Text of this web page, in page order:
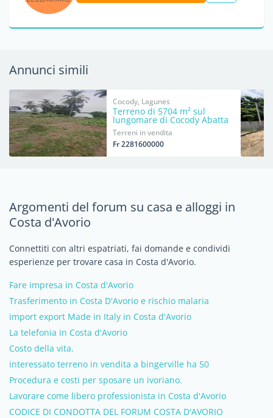
Annunci simili
Cocody, Lagunes
Terreno di 5704 m² sul
lungomare di Cocody Abatta
Terreni in vendita
Fr 2281600000
Argomenti del forum su casa e alloggi in
Costa d'Avorio
Connettiti con altri espatriati, fai domande e condividi
esperienze per trovare casa in Costa d'Avorio.
Fare impresa in Costa d'Avorio
Trasferimento in Costa D'Avorio e rischio malaria
import export Made in Italy in Costa d'Avorio
La telefonia in Costa d'Avorio
Costo della vita.
interessato terreno in vendita a bingerville ha 50
Procedura e costi per sposare un ivoriano.
Lavorare come libero professionista in Costa d'Avorio
CODICE DI CONDOTTA DEL FORUM COSTA D'AVORIO